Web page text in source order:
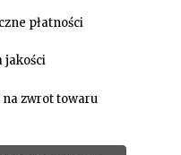
płatności
jakości
na zwrot towaru